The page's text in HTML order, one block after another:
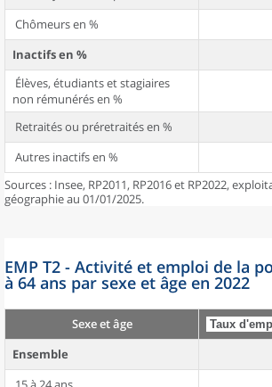
Chômeurs en %
Inactifs en %
Élèves, étudiants et stagiaires
non rémunérés en %
Retraités ou préretraités en %
Autres inactifs en %
Sources : Insee, RP2011, RP2016 et RP2022,
géographie au 01/01/2025.
EMP T2 - Activité et emploi de la
à 64 ans par sexe et âge en 2022
Sexe et âge
Ensemble